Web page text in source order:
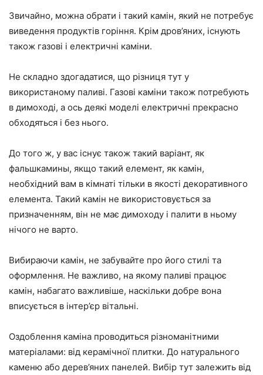
Звичайно, можна обрати і такий камін, який не потребує
виведення продуктів горіння. Крім дров’яних, існують
також газові і електричні каміни.
Не складно здогадатися, що різниця тут у
використаному паливі. Газові каміни також потребують
в димоході, а ось деякі моделі електричні прекрасно
обходяться і без нього.
До того ж, у вас існує також такий варіант, як
фальшкамины, якщо такий елемент, як камін,
необхідний вам в кімнаті тільки в якості декоративного
елемента. Такий камін не використовується за
призначенням, він не має димоходу і палити в ньому
нічого не варто.
Вибираючи камін, не забувайте про його стилі та
оформлення. Не важливо, на якому паливі працює
камін, набагато важливіше, наскільки добре вона
вписується в інтер’єр вітальні.
Оздоблення каміна проводиться різноманітними
матеріалами: від керамічної плитки. До натурального
каменю або дерев’яних панелей. Вибір тут залежить від